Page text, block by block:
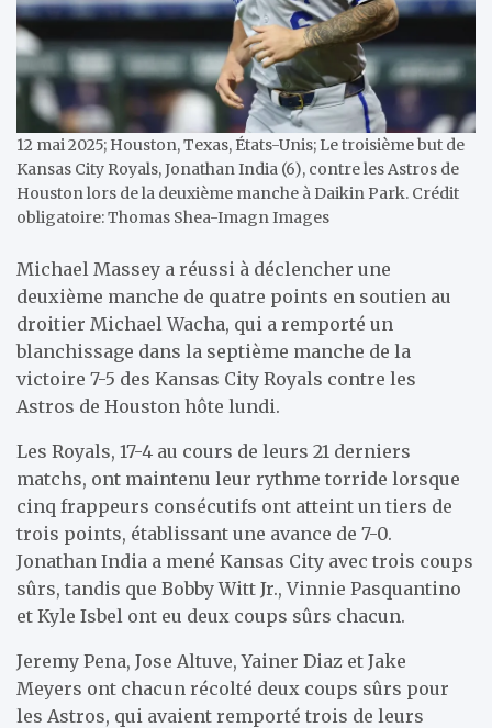
12 mai 2025; Houston, Texas, États-Unis; Le troisième but de
Kansas City Royals, Jonathan India (6), contre les Astros de
Houston lors de la deuxième manche à Daikin Park. Crédit
obligatoire: Thomas Shea-Imagn Images
Michael Massey a réussi à déclencher une
deuxième manche de quatre points en soutien au
droitier Michael Wacha, qui a remporté un
blanchissage dans la septième manche de la
victoire 7-5 des Kansas City Royals contre les
Astros de Houston hôte lundi.
Les Royals, 17-4 au cours de leurs 21 derniers
matchs, ont maintenu leur rythme torride lorsque
cinq frappeurs consécutifs ont atteint un tiers de
trois points, établissant une avance de 7-0.
Jonathan India a mené Kansas City avec trois coups
sûrs, tandis que Bobby Witt Jr., Vinnie Pasquantino
et Kyle Isbel ont eu deux coups sûrs chacun.
Jeremy Pena, Jose Altuve, Yainer Diaz et Jake
Meyers ont chacun récolté deux coups sûrs pour
les Astros, qui avaient remporté trois de leurs